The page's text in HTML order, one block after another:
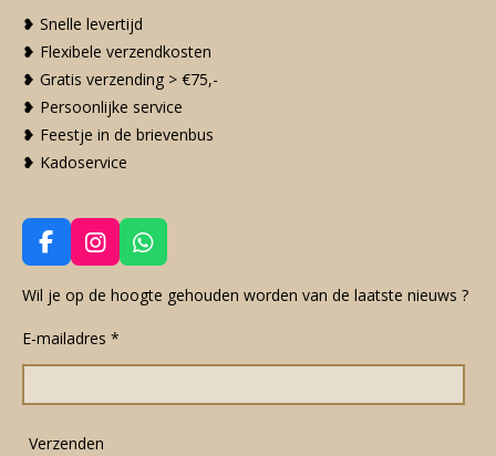
❥ Snelle levertijd
❥ Flexibele verzendkosten
❥ Gratis verzending > €75,-
❥ Persoonlijke service
❥ Feestje in de brievenbus
❥ Kadoservice
F
a
c
b
o
k
I
n
s
a
g
a
m
W
h
a
A
p
Wil je op de hoogte gehouden worden van de laatste nieuws ?
E-mailadres *
Verzenden